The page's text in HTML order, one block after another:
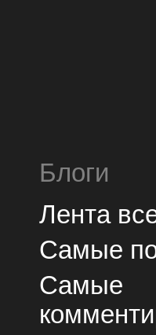
Блоги
Лента
Самые
Самые